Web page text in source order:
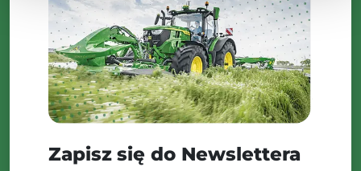
Zapisz się do Newslettera